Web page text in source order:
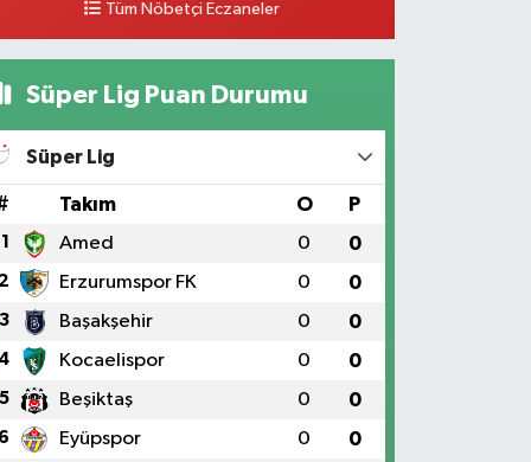
Tüm Nöbetçi Eczaneler
Süper Lig Puan Durumu
Süper Lig
Takım O P
1 Amed 0 0
2 Erzurumspor FK 0 0
3 Başakşehir 0 0
4 Kocaelispor 0 0
5 Beşiktaş 0 0
6 Eyüpspor 0 0